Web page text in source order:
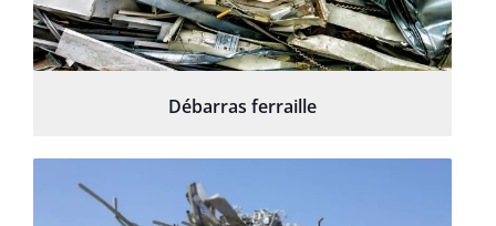
Débarras ferraille